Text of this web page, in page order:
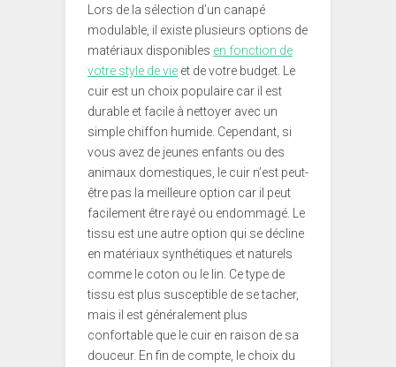
Lors de la sélection d’un canapé
modulable, il existe plusieurs options de
matériaux disponibles en fonction de
votre style de vie et de votre budget. Le
cuir est un choix populaire car il est
durable et facile à nettoyer avec un
simple chiffon humide. Cependant, si
vous avez de jeunes enfants ou des
animaux domestiques, le cuir n’est peut-
être pas la meilleure option car il peut
facilement être rayé ou endommagé. Le
tissu est une autre option qui se décline
en matériaux synthétiques et naturels
comme le coton ou le lin. Ce type de
tissu est plus susceptible de se tacher,
mais il est généralement plus
confortable que le cuir en raison de sa
douceur. En fin de compte, le choix du